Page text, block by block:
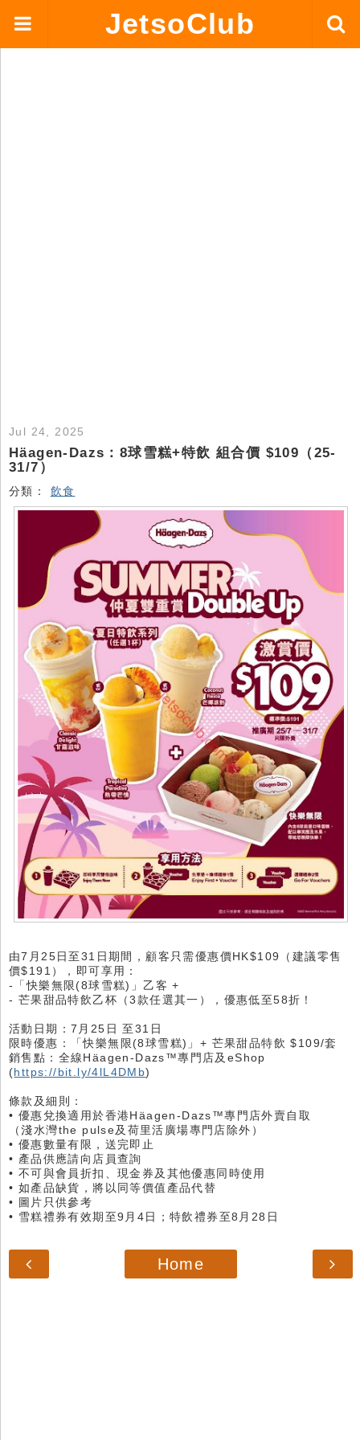
JetsoClub
Jul 24, 2025
Häagen-Dazs：8球雪糕+特飲 組合價 $109（25-
31/7）
分類： 飲食
由7月25日至31日期間，顧客只需優惠價HK$109（建議零售
價$191），即可享用：
-「快樂無限(8球雪糕)」乙客 +
- 芒果甜品特飲乙杯（3款任選其一），優惠低至58折！
活動日期：7月25日 至31日
限時優惠：「快樂無限(8球雪糕)」+ 芒果甜品特飲 $109/套
銷售點：全線Häagen-Dazs™專門店及eShop
(https://bit.ly/4lL4DMb)
條款及細則：
• 優惠兌換適用於香港Häagen-Dazs™專門店外賣自取
（淺水灣the pulse及荷里活廣場專門店除外）
• 優惠數量有限，送完即止
• 產品供應請向店員查詢
• 不可與會員折扣、現金券及其他優惠同時使用
• 如產品缺貨，將以同等價值產品代替
• 圖片只供參考
• 雪糕禮券有效期至9月4日；特飲禮券至8月28日
Home